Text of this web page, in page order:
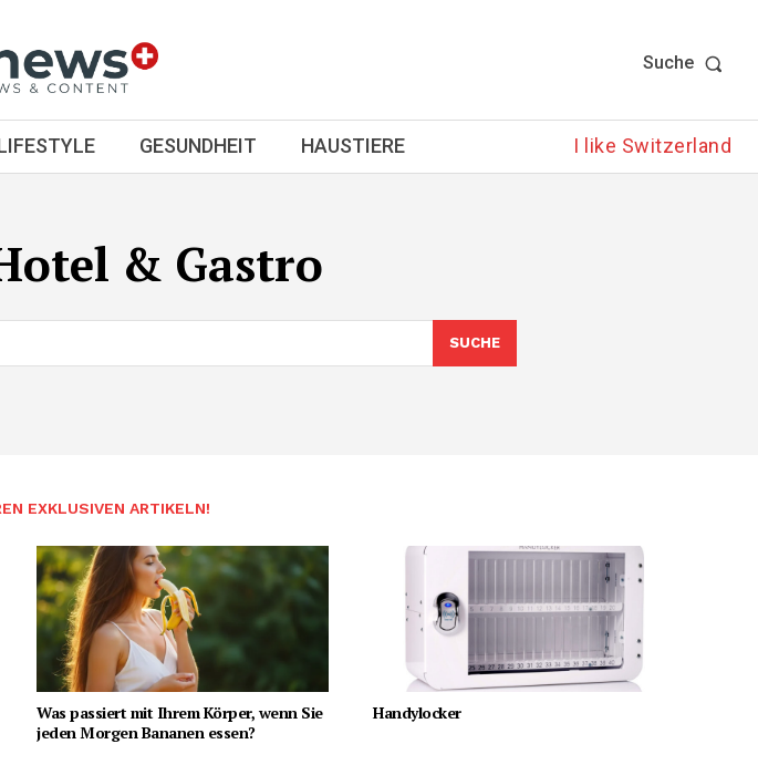
Suche
GESUNDHEIT HAUSTIERE I like Switzerland
& Gastro
SUCHE
EXKLUSIVEN ARTIKELN!
Was passiert mit Ihrem Körper, wenn Sie
jeden Morgen Bananen essen?
Handylocker